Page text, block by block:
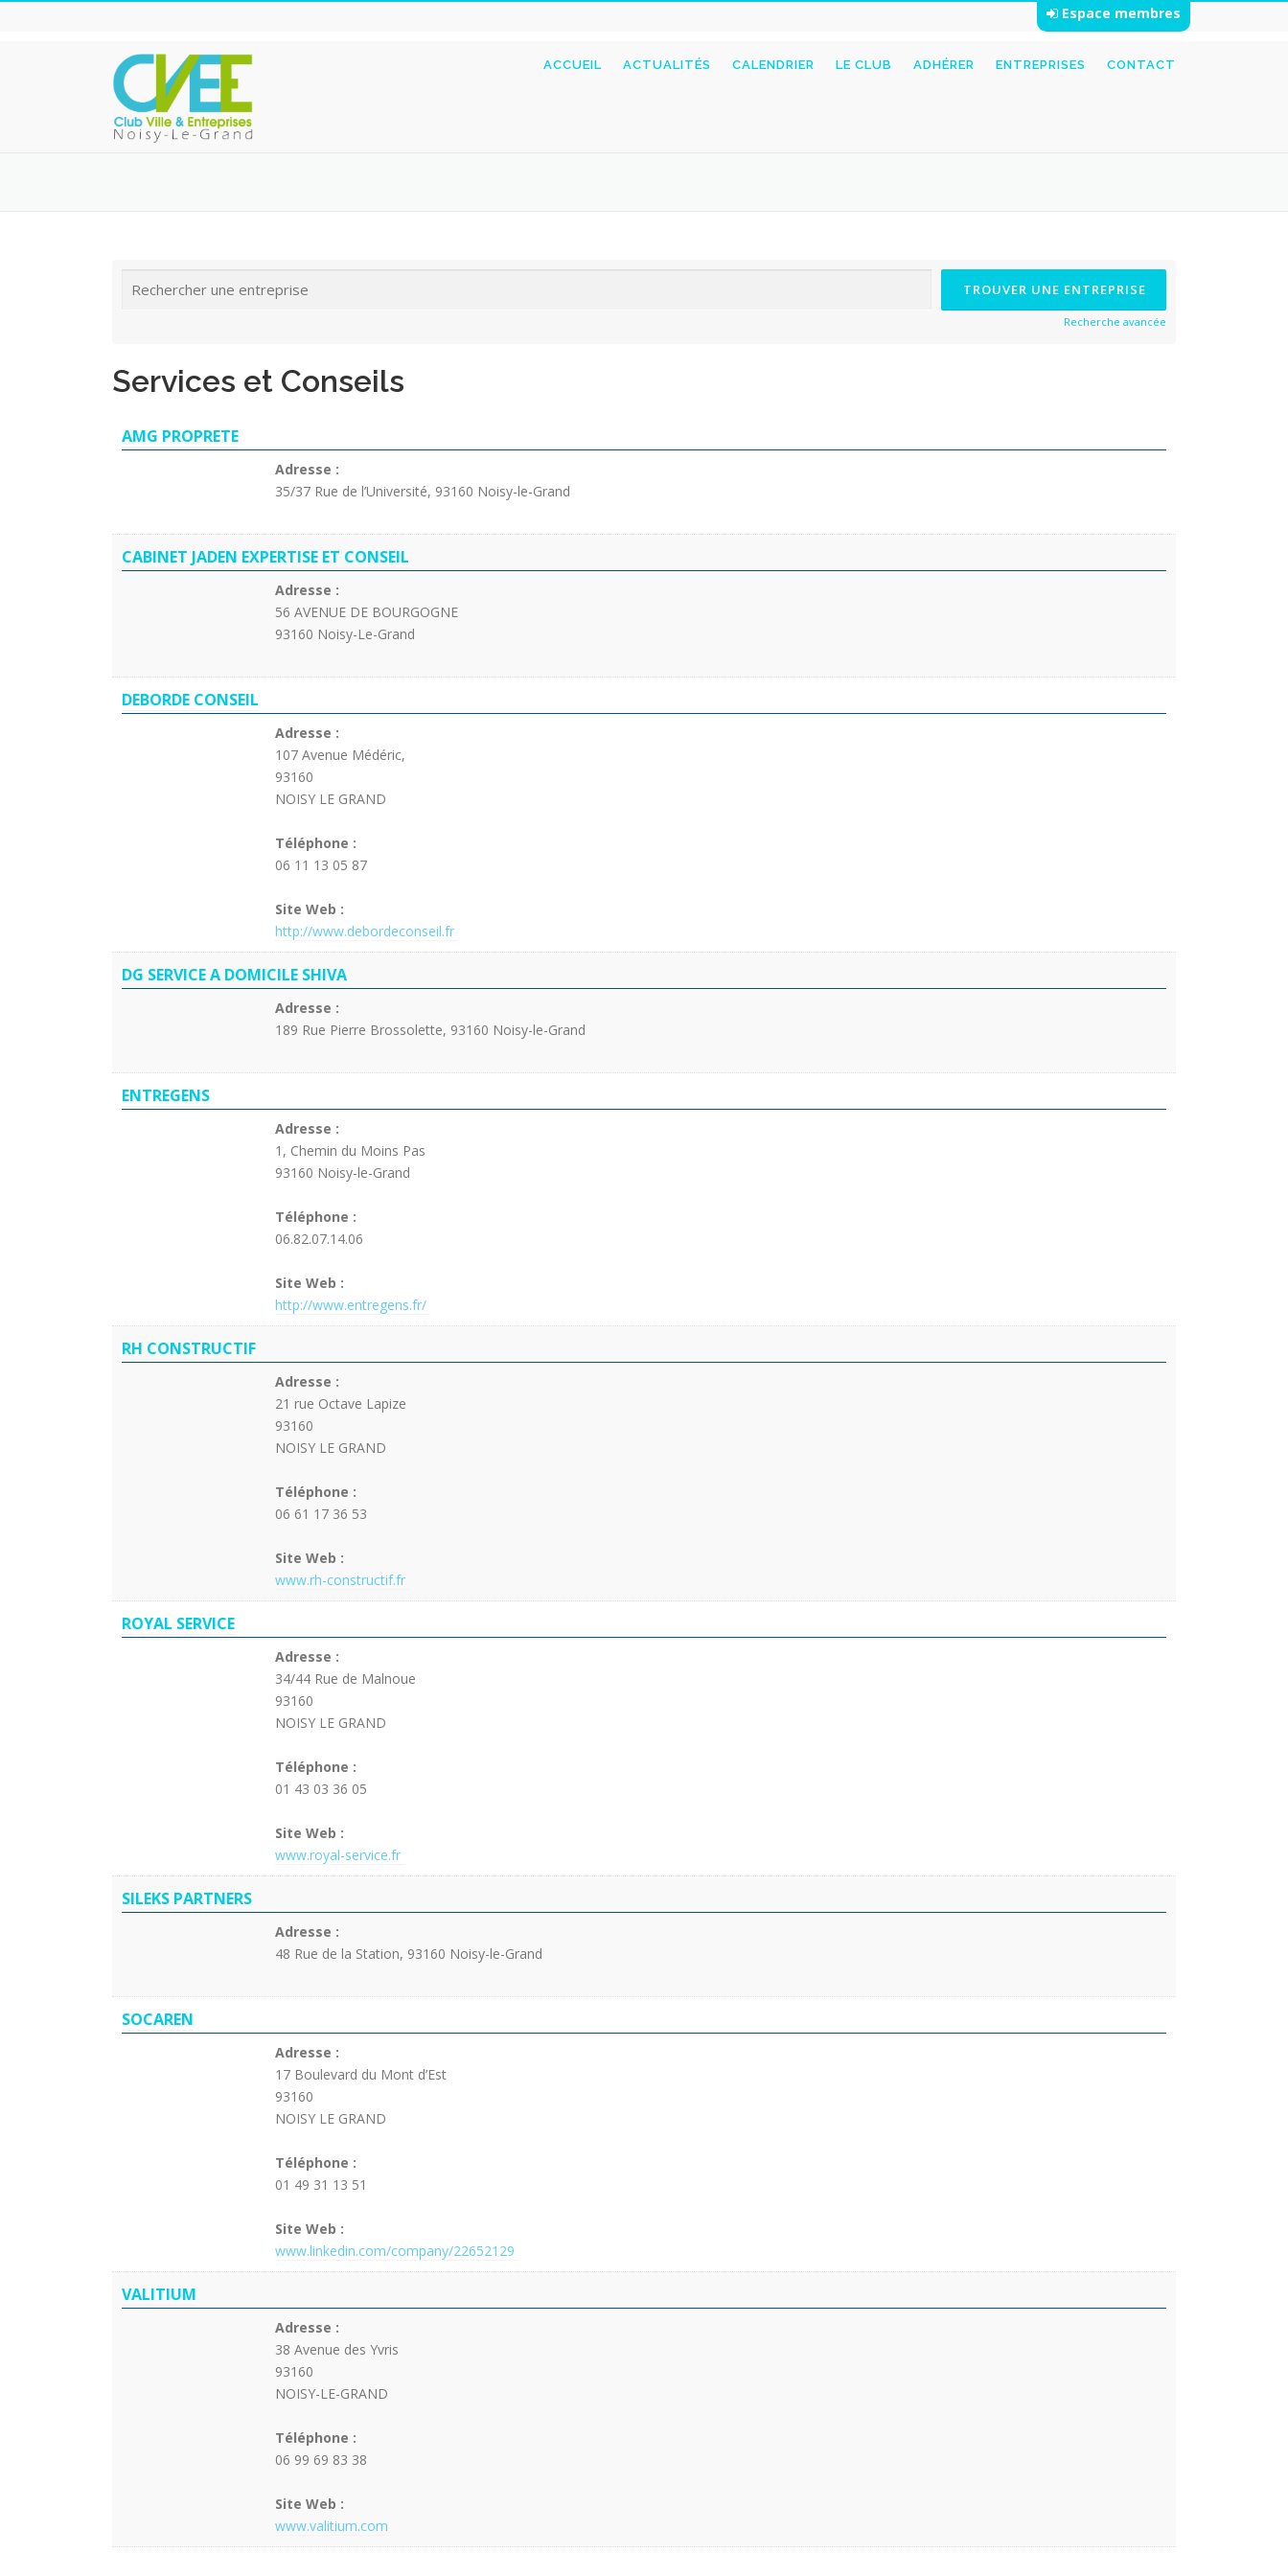
Espace membres
ACCUEIL ACTUALITÉS CALENDRIER LE CLUB ADHÉRER ENTREPRISES CONTACT
Recherche avancée
Services et Conseils
AMG PROPRETE
Adresse :
35/37 Rue de l’Université, 93160 Noisy-le-Grand
CABINET JADEN EXPERTISE ET CONSEIL
Adresse :
56 AVENUE DE BOURGOGNE
93160 Noisy-Le-Grand
DEBORDE CONSEIL
Adresse :
107 Avenue Médéric,
93160
NOISY LE GRAND
Téléphone :
06 11 13 05 87
Site Web :
http://www.debordeconseil.fr
DG SERVICE A DOMICILE SHIVA
Adresse :
189 Rue Pierre Brossolette, 93160 Noisy-le-Grand
ENTREGENS
Adresse :
1, Chemin du Moins Pas
93160 Noisy-le-Grand
Téléphone :
06.82.07.14.06
Site Web :
http://www.entregens.fr/
RH CONSTRUCTIF
Adresse :
21 rue Octave Lapize
93160
NOISY LE GRAND
Téléphone :
06 61 17 36 53
Site Web :
www.rh-constructif.fr
ROYAL SERVICE
Adresse :
34/44 Rue de Malnoue
93160
NOISY LE GRAND
Téléphone :
01 43 03 36 05
Site Web :
www.royal-service.fr
SILEKS PARTNERS
Adresse :
48 Rue de la Station, 93160 Noisy-le-Grand
SOCAREN
Adresse :
17 Boulevard du Mont d’Est
93160
NOISY LE GRAND
Téléphone :
01 49 31 13 51
Site Web :
www.linkedin.com/company/22652129
VALITIUM
Adresse :
38 Avenue des Yvris
93160
NOISY-LE-GRAND
Téléphone :
06 99 69 83 38
Site Web :
www.valitium.com